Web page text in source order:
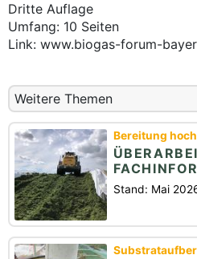
Dritte Auflage
Umfang: 10 Seiten
Link: www.biogas-forum-
Weitere Themen
Bereitung
Stand: Mai